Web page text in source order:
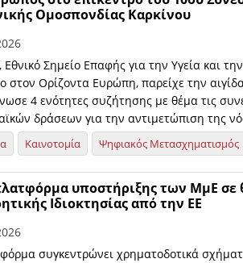
Ομοσπονδίας Καρκίνου
Εθνικό Σημείο Επαφής για την Υγεία και
στον Ορίζοντα Ευρώπη, παρείχε την
4 ενότητες συζήτησης με θέμα τις
δράσεων για την αντιμετώπιση της
Καινοτομία Ψηφιακός Μετασχηματισμός
υποστήριξης των ΜμΕ σε
Ιδιοκτησίας από την ΕΕ
συγκεντρώνει χρηματοδοτικά